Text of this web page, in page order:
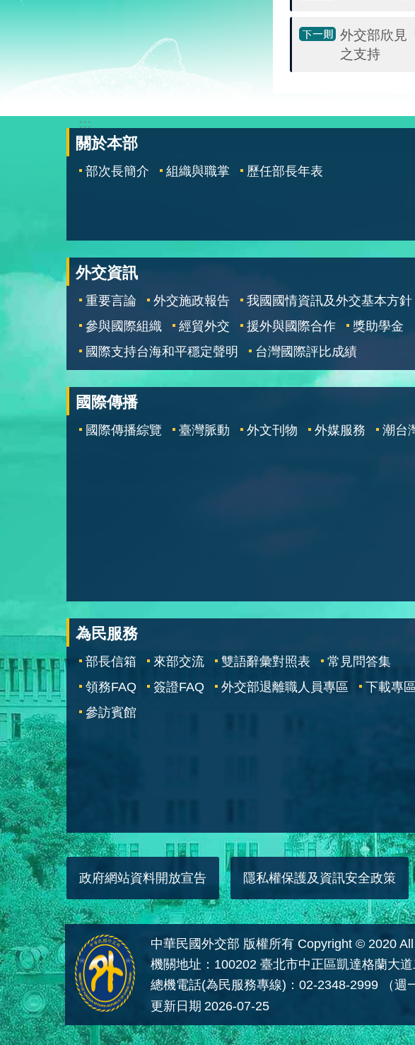
外交部欣見
之支持
:::
關於本部
部次長簡介 組織與職掌 歷任部長年表
外交資訊
重要言論 外交施政報告
我國國情資訊及外交基本方針
參與國際組織
經貿外交 援外與國際合作
獎助學金
國際支持台海和平穩定聲明
台灣國際評比成績
國際傳播
國際傳播綜覽 臺灣脈動 外文刊物 外媒服務 潮台
為民服務
部長信箱 來部交流 雙語辭彙對照表
常見問答集
領務FAQ
簽證FAQ 外交部退離職人員專區
下載專區
參訪賓館
政府網站資料開放宣告 隱私權保護及資訊安全政策
中華民國外交部 版權所有 Copyright © 2020
機關地址：100202 臺北市中正區凱達格蘭大道
總機電話(為民服務專線)：02-2348-2999 （週
更新日期 2026-07-25